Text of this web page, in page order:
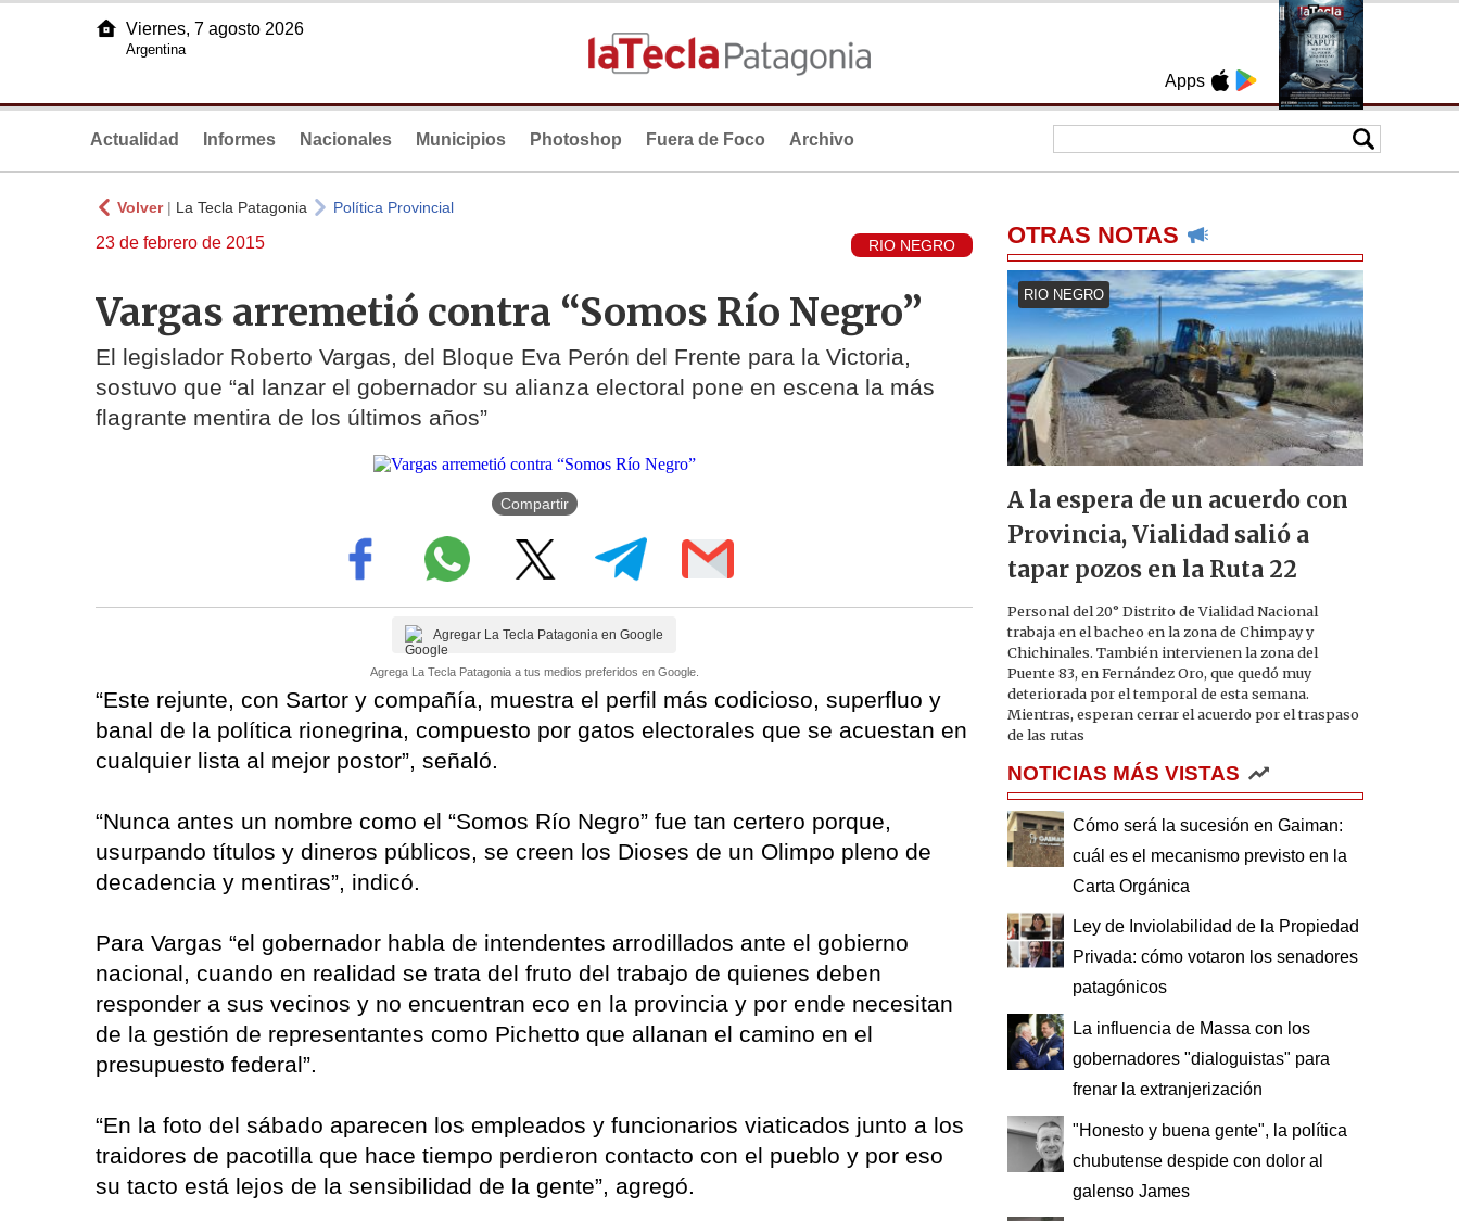
Apps
Viernes, 7 agosto 2026
Argentina
Actualidad Informes Nacionales Municipios Photoshop Fuera de Foco Archivo
Volver| La Tecla Patagonia Política Provincial
23 de febrero de 2015 RIO NEGRO
Vargas arremetió contra “Somos Río Negro”
El legislador Roberto Vargas, del Bloque Eva Perón del Frente para la Victoria,
sostuvo que “al lanzar el gobernador su alianza electoral pone en escena la más
flagrante mentira de los últimos años”
Compartir
Agregar La Tecla Patagonia en Google
Agrega La Tecla Patagonia a tus medios preferidos en Google.
“Este rejunte, con Sartor y compañía, muestra el perfil más codicioso, superfluo y
banal de la política rionegrina, compuesto por gatos electorales que se acuestan en
cualquier lista al mejor postor”, señaló.
“Nunca antes un nombre como el “Somos Río Negro” fue tan certero porque,
usurpando títulos y dineros públicos, se creen los Dioses de un Olimpo pleno de
decadencia y mentiras”, indicó.
Para Vargas “el gobernador habla de intendentes arrodillados ante el gobierno
nacional, cuando en realidad se trata del fruto del trabajo de quienes deben
responder a sus vecinos y no encuentran eco en la provincia y por ende necesitan
de la gestión de representantes como Pichetto que allanan el camino en el
presupuesto federal”.
“En la foto del sábado aparecen los empleados y funcionarios viaticados junto a los
traidores de pacotilla que hace tiempo perdieron contacto con el pueblo y por eso
su tacto está lejos de la sensibilidad de la gente”, agregó.
OTRAS NOTAS
RIO NEGRO
A la espera de un acuerdo con
Provincia, Vialidad salió a
tapar pozos en la Ruta 22
Personal del 20° Distrito de Vialidad Nacional
trabaja en el bacheo en la zona de Chimpay y
Chichinales. También intervienen la zona del
Puente 83, en Fernández Oro, que quedó muy
deteriorada por el temporal de esta semana.
Mientras, esperan cerrar el acuerdo por el traspaso
de las rutas
NOTICIAS MÁS VISTAS
Cómo será la sucesión en Gaiman:
cuál es el mecanismo previsto en la
Carta Orgánica
Ley de Inviolabilidad de la Propiedad
Privada: cómo votaron los senadores
patagónicos
La influencia de Massa con los
gobernadores "dialoguistas" para
frenar la extranjerización
"Honesto y buena gente", la política
chubutense despide con dolor al
galenso James